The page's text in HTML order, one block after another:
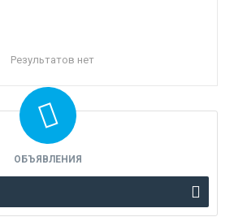
Результатов нет
ОБЪЯВЛЕНИЯ